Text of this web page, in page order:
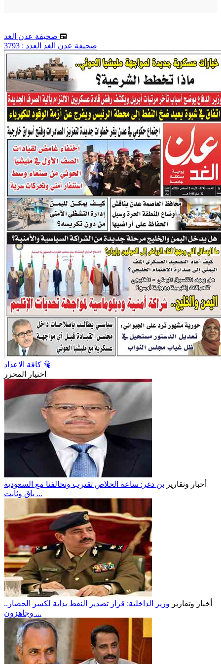
صحيفة عدن الغد العدد : 3793
اختيار المحرر
أخبار وتقارير بن دغر: ساعة الخلاص تقترب وتحالفنا مع السعودية
باقٍ وثابت ...
أخبار وتقارير وزير الداخلية: قرار تصدير النفط بداية لكسر الحصار..
وجاهزون ...